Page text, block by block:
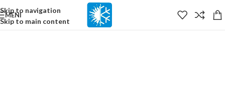
Skip to navigation
Skip to main content
MENI